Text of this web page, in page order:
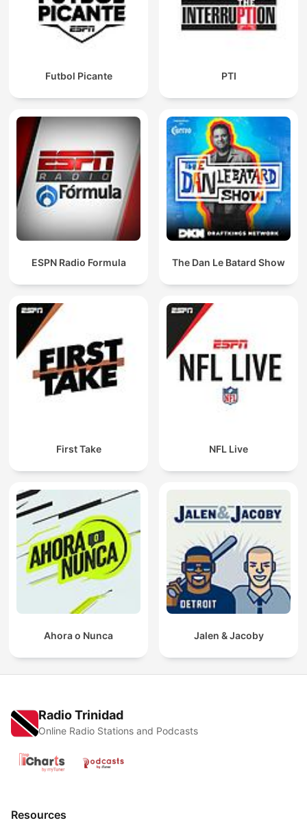
Futbol Picante PTI
ESPN Radio Formula The Dan Le Batard Show
First Take NFL Live
Ahora o Nunca Jalen & Jacoby
Radio Trinidad
Online Radio Stations and Podcasts
Resources